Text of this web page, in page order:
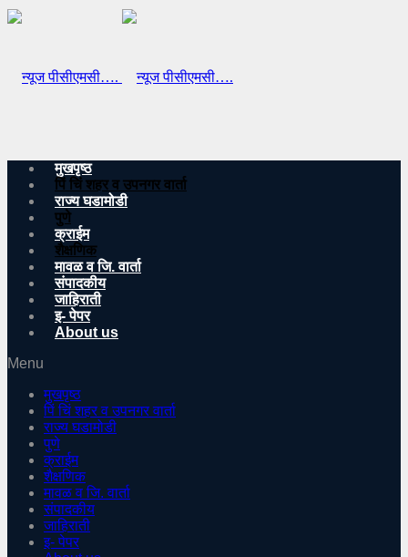
मुखपृष्ठ
पिं चिं शहर व उपनगर वार्ता
राज्य घडामोडी
पुणे
क्राईम
शैक्षणिक
मावळ व जि. वार्ता
संपादकीय
जाहिराती
इ- पेपर
About us
Menu
मुखपृष्ठ
पिं चिं शहर व उपनगर वार्ता
राज्य घडामोडी
पुणे
क्राईम
शैक्षणिक
मावळ व जि. वार्ता
संपादकीय
जाहिराती
इ- पेपर